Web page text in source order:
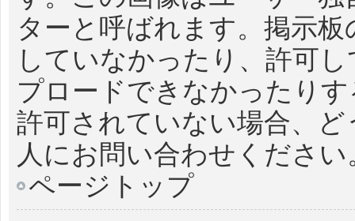
ターと呼ばれます。掲示
していなかったり、許可
プロードできなかったり
許可されていない場合、
人にお問い合わせください
ページトップ